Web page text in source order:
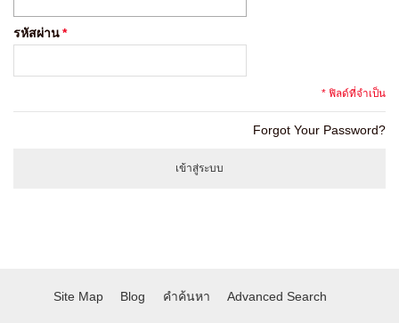
*
รหัสผ่าน
* ฟิลด์ที่จำเป็น
Forgot Your Password?
เข้าสู่ระบบ
Site Map Blog คำค้นหา Advanced Search